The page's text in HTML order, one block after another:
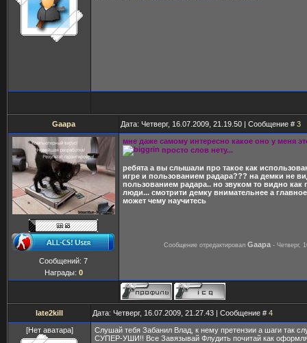
Gaapa Дата: Четверг, 16.07.2009, 21.19.50 | Сообщение # 3
Сообщений: 7
Награды: 0
мне даже самому интересно какое оно у меня
просто слов нету...
ребята а вы слышали про такое как
игре и пользованием радара??? на демки не
пользованием радара.. но звуком то видно как
люди... смотрити демку внимательнее а
может чему научитесь
Сообщение отредактировал Gaapa - Четверг,
late2kill Дата: Четверг, 16.07.2009, 21.27.43 | Сообщение # 4
[Нет аватара]
Слушай тебя Забанил Влад, к нему претензии а шаги так
СУПЕР-УШИ!! Все Завязывай Флудить почитай как